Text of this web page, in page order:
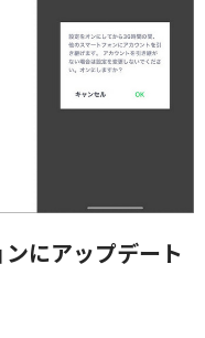
にアップデート